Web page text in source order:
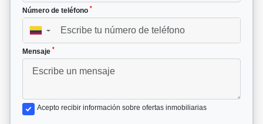
Número de teléfono *
▼
Mensaje *
Acepto recibir información sobre ofertas inmobiliarias